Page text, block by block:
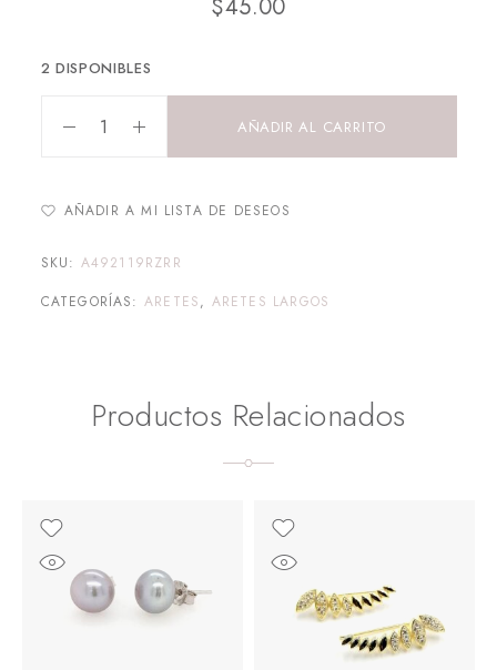
$45.00
2 DISPONIBLES
AÑADIR AL CARRITO
AÑADIR A MI LISTA DE DESEOS
SKU: A492119RZRR
CATEGORÍAS: ARETES, ARETES LARGOS
Productos Relacionados